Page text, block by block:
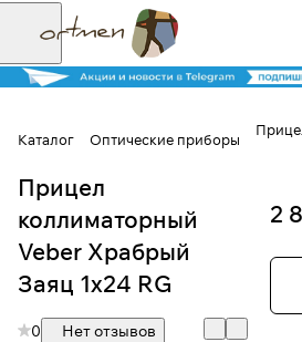
Каталог Оптические приборы
Прицел
коллиматорный
Veber Храбрый
Заяц 1х24 RG
0
Нет отзывов
2
Для клиентов всех банков
Разбейте
оплату на части